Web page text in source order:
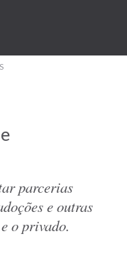
parcerias
e outras
o privado.